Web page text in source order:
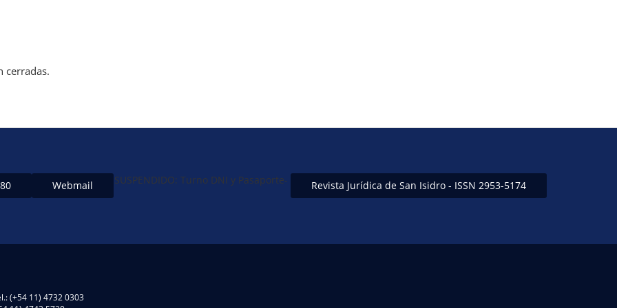
cerradas.
Webmail SUSPENDIDO: Turno DNI y Pasaporte- Revista Jurídica de San Isidro - ISSN 2953-5174
(+54 11) 4732 0303